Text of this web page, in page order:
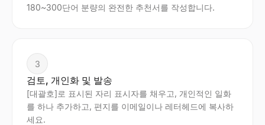
180~300단어 분량의 완전한 추천서를 작성합니다.
3
검토, 개인화 및 발송
[대괄호]로 표시된 자리 표시자를 채우고, 개인적인 일화
를 하나 추가하고, 편지를 이메일이나 레터헤드에 복사하
세요.